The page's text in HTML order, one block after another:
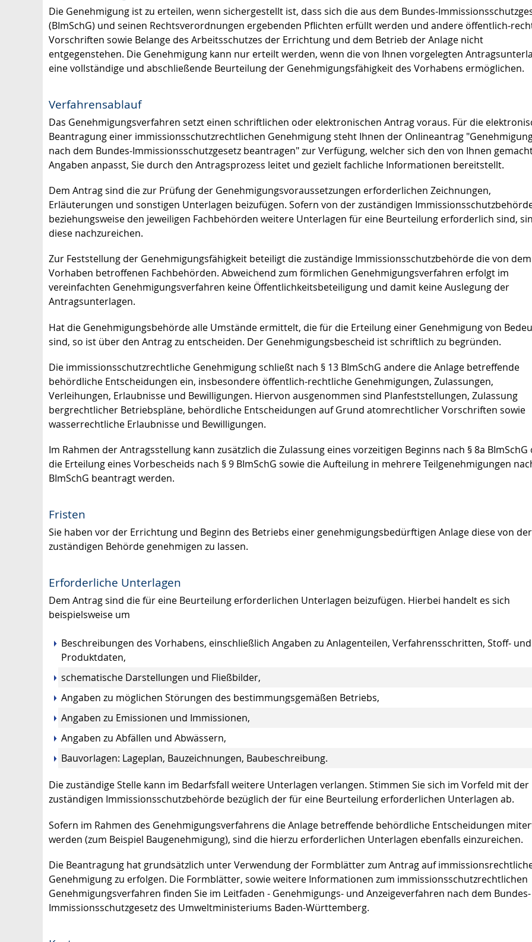
Die Genehmigung ist zu erteilen, wenn sichergestellt ist, dass sich die aus dem Bundes-
(BImSchG) und seinen Rechtsverordnungen ergebenden Pflichten erfüllt werden und andere öffentlich-
Vorschriften sowie Belange des Arbeitsschutzes der Errichtung und dem Betrieb der Anlage nicht
entgegenstehen. Die Genehmigung kann nur erteilt werden, wenn die von Ihnen vorgelegten
eine vollständige und abschließende Beurteilung der Genehmigungsfähigkeit des Vorhabens ermöglichen.
Verfahrensablauf
Das Genehmigungsverfahren setzt einen schriftlichen oder elektronischen Antrag voraus. Für die
Beantragung einer immissionsschutzrechtlichen Genehmigung steht Ihnen der Onlineantrag
nach dem Bundes-Immissionsschutzgesetz beantragen" zur Verfügung, welcher sich den von Ihnen
Angaben anpasst, Sie durch den Antragsprozess leitet und gezielt fachliche Informationen bereitstellt.
Dem Antrag sind die zur Prüfung der Genehmigungsvoraussetzungen erforderlichen Zeichnungen,
Erläuterungen und sonstigen Unterlagen beizufügen. Sofern von der zuständigen
beziehungsweise den jeweiligen Fachbehörden weitere Unterlagen für eine Beurteilung erforderlich sind,
diese nachzureichen.
Zur Feststellung der Genehmigungsfähigkeit beteiligt die zuständige Immissionsschutzbehörde dievon dem
Vorhaben betroffenen Fachbehörden. Abweichend zum förmlichen Genehmigungsverfahren erfolgt im
vereinfachten Genehmigungsverfahren keine Öffentlichkeitsbeteiligung und damit keine Auslegung der
Antragsunterlagen.
Hat die Genehmigungsbehörde alle Umstände ermittelt, die für die Erteilung einer Genehmigung von
sind, so ist über den Antrag zu entscheiden. Der Genehmigungsbescheid ist schriftlich zu begründen.
Die immissionsschutzrechtliche Genehmigung schließt nach § 13 BImSchG andere die Anlage betreffende
behördliche Entscheidungen ein, insbesondere öffentlich-rechtliche Genehmigungen, Zulassungen,
Verleihungen, Erlaubnisse und Bewilligungen. Hiervon ausgenommen sind Planfeststellungen, Zulassung
bergrechtlicher Betriebspläne, behördliche Entscheidungen auf Grund atomrechtlicher Vorschriften sowie
wasserrechtliche Erlaubnisse und Bewilligungen.
Im Rahmen der Antragsstellung kann zusätzlich die Zulassung eines vorzeitigen Beginns nach § 8a BImSchG
die Erteilung eines Vorbescheids nach § 9 BImSchG sowie die Aufteilung in mehrere Teilgenehmigungen
BImSchG beantragt werden.
Fristen
Sie haben vor der Errichtung und Beginn des Betriebs einer genehmigungsbedürftigen Anlage diese von der
zuständigen Behörde genehmigen zu lassen.
Erforderliche Unterlagen
Dem Antrag sind die für eine Beurteilung erforderlichen Unterlagen beizufügen. Hierbei handelt es sich
beispielsweise um
Beschreibungen des Vorhabens, einschließlich Angaben zu Anlagenteilen, Verfahrensschritten, Stoff- und
Produktdaten,
schematische Darstellungen und Fließbilder,
Angaben zu möglichen Störungen des bestimmungsgemäßen Betriebs,
Angaben zu Emissionen und Immissionen,
Angaben zu Abfällen und Abwässern,
Bauvorlagen: Lageplan, Bauzeichnungen, Baubeschreibung.
Die zuständige Stelle kann im Bedarfsfall weitere Unterlagen verlangen. Stimmen Sie sich im Vorfeld mit der
zuständigen Immissionsschutzbehörde bezüglich der für eine Beurteilung erforderlichen Unterlagen ab.
Sofern im Rahmen des Genehmigungsverfahrens die Anlage betreffende behördliche Entscheidungen
werden (zum Beispiel Baugenehmigung), sind die hierzu erforderlichen Unterlagen ebenfalls einzureichen.
Die Beantragung hat grundsätzlich unter Verwendung der Formblätter zum Antrag auf
Genehmigung zu erfolgen. Die Formblätter, sowie weitere Informationen zum immissionsschutzrechtlichen
Genehmigungsverfahren finden Sie im Leitfaden - Genehmigungs- und Anzeigeverfahren nach dem Bundes-
Immissionsschutzgesetz des Umweltministeriums Baden-Württemberg.